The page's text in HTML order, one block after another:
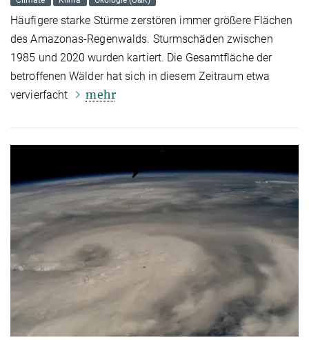
Häufigere starke Stürme zerstören immer größere Flächen
des Amazonas-Regenwalds. Sturmschäden zwischen
1985 und 2020 wurden kartiert. Die Gesamtfläche der
betroffenen Wälder hat sich in diesem Zeitraum etwa
vervierfacht
mehr